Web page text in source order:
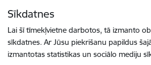
Sīkdatnes
Lai šī tīmekļvietne darbotos, tā izmanto
sīkdatnes. Ar Jūsu piekrišanu papildus
izmantotas statistikas un sociālo mediju